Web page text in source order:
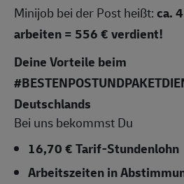
Minijob bei der Post heißt:ca.
arbeiten = 556 € verdient!
Deine Vorteile beim
Deutschlands
Bei uns bekommst Du
16,70 € Tarif-Stundenlohn
Arbeitszeitenin